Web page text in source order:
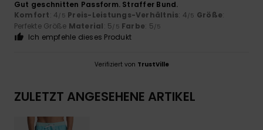
Gut geschnitten Passform. Straffer Bund.
Komfort: 4/5 Preis-Leistungs-Verhältnis: 4/5 Größe:
Perfekte Größe Material: 5/5 Farbe: 5/5
Ich empfehle dieses Produkt
Verifiziert von TrustVille
ZULETZT ANGESEHENE ARTIKEL